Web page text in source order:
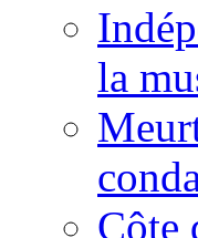
la
Côte